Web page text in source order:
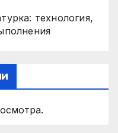
технология,